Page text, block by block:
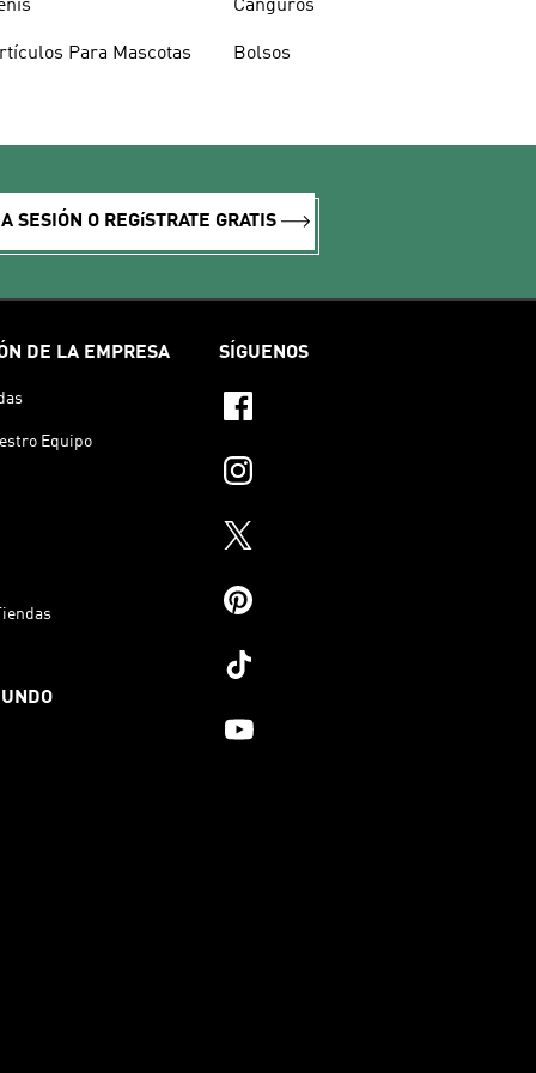
Para Mascotas
Canguros
Bolsos
SESIÓN O REGíSTRATE GRATIS
DE LA EMPRESA
Equipo
SÍGUENOS